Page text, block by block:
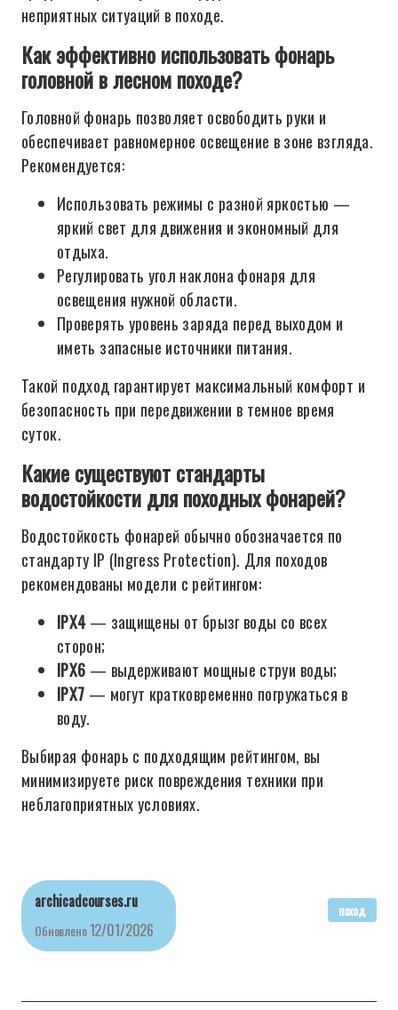
неприятных ситуаций в походе.
Как эффективно использовать фонарь
головной в лесном походе?
Головной фонарь позволяет освободить руки и
обеспечивает равномерное освещение в зоне взгляда.
Рекомендуется:
Использовать режимы с разной яркостью —
яркий свет для движения и экономный для
отдыха.
Регулировать угол наклона фонаря для
освещения нужной области.
Проверять уровень заряда перед выходом и
иметь запасные источники питания.
Такой подход гарантирует максимальный комфорт и
безопасность при передвижении в темное время
суток.
Какие существуют стандарты
водостойкости для походных фонарей?
Водостойкость фонарей обычно обозначается по
стандарту IP (Ingress Protection). Для походов
рекомендованы модели с рейтингом:
IPX4— защищены от брызг воды со всех
сторон;
IPX6 — выдерживают мощные струи воды;
IPX7 — могут кратковременно погружаться в
воду.
Выбирая фонарь с подходящим рейтингом, вы
минимизируете риск повреждения техники при
неблагоприятных условиях.
archicadcourses.ru
Обновлено12/01/2026
поход